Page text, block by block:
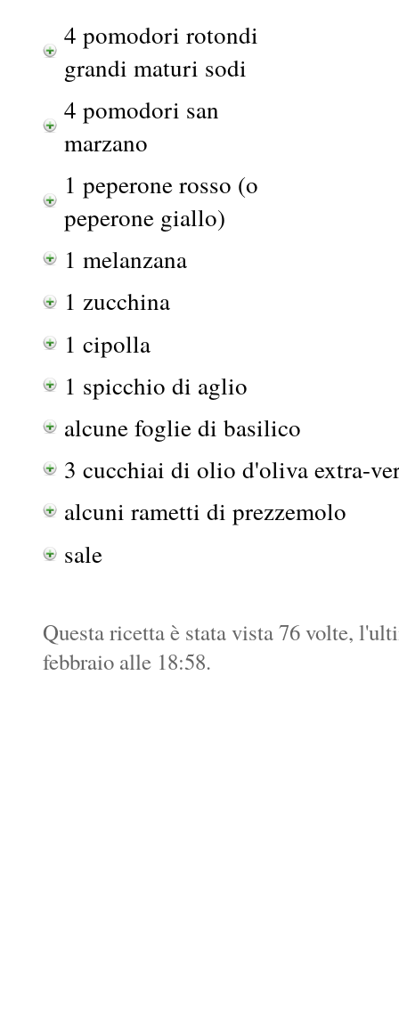
4 pomodori rotondi
grandi maturi sodi
4 pomodori san
marzano
1 peperone rosso (o
peperone giallo)
1 melanzana
1 zucchina
1 cipolla
1 spicchio di aglio
alcune foglie di basilico
3 cucchiai di olio d'oliva extra-
alcuni rametti di prezzemolo
sale
Questa ricetta è stata vista 76 volte,
febbraio alle 18:58.